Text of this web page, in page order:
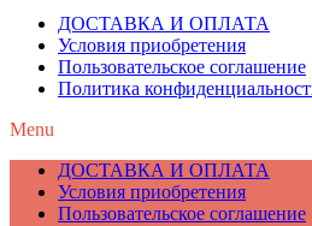
ДОСТАВКА И ОПЛАТА
Условия приобретения
Пользовательское соглашение
Политика
Menu
ДОСТАВКА И ОПЛАТА
Условия приобретения
Пользовательское соглашение